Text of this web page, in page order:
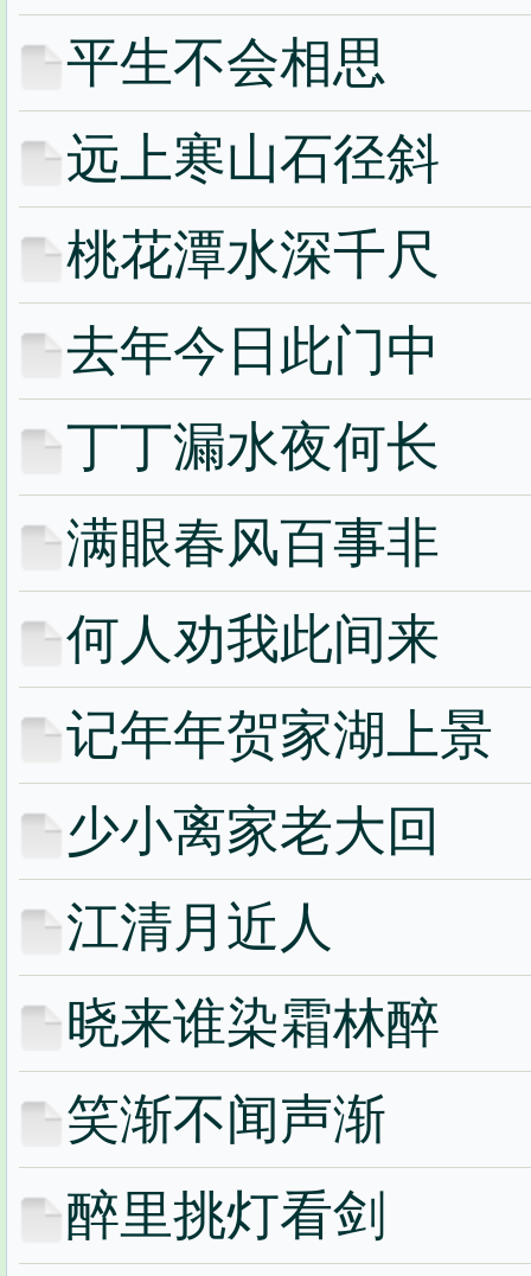
平生不会相思
远上寒山石径斜
桃花潭水深千尺
去年今日此门中
丁丁漏水夜何长
满眼春风百事非
何人劝我此间来
记年年贺家湖上景
少小离家老大回
江清月近人
晓来谁染霜林醉
笑渐不闻声渐
醉里挑灯看剑